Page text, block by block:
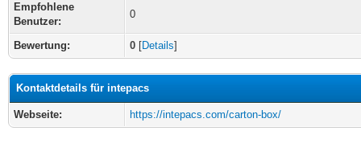
Empfohlene
Benutzer:
0
Bewertung: 0 [Details]
Kontaktdetails für intepacs
Webseite: https://intepacs.com/carton-box/